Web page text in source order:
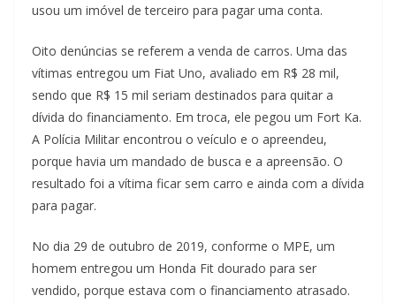
usou um imóvel de terceiro para pagar uma conta.
Oito denúncias se referem a venda de carros. Uma das
vítimas entregou um Fiat Uno, avaliado em R$ 28 mil,
sendo que R$ 15 mil seriam destinados para quitar a
dívida do financiamento. Em troca, ele pegou um Fort Ka.
A Polícia Militar encontrou o veículo e o apreendeu,
porque havia um mandado de busca e a apreensão. O
resultado foi a vítima ficar sem carro e ainda com a dívida
para pagar.
No dia 29 de outubro de 2019, conforme o MPE, um
homem entregou um Honda Fit dourado para ser
vendido, porque estava com o financiamento atrasado.